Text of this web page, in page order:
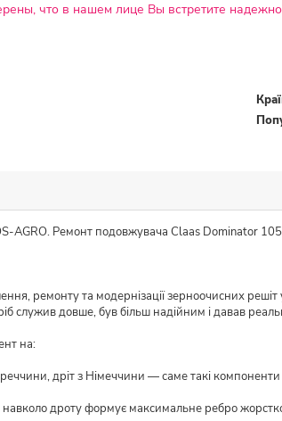
что в нашем лице Вы встретите
AGRO. Ремонт подовжувача Claas Dominator
ремонту та модернізації зерноочисних
служив довше, був більш надійним і давав
на:
дріт з Німеччини — саме такі компоненти
дроту формує максимальне ребро